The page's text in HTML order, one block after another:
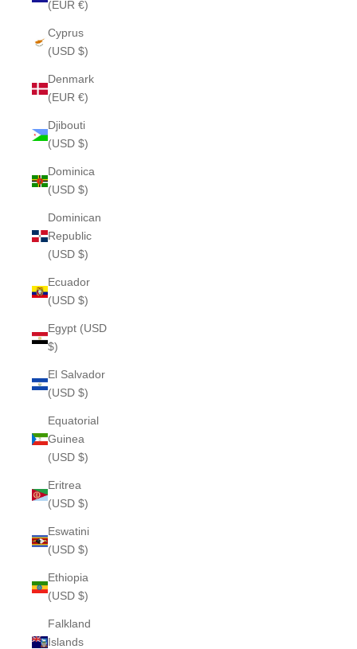
(EUR €)
Cyprus
(USD $)
Denmark
(EUR €)
Djibouti
(USD $)
Dominica
(USD $)
Dominican
Republic
(USD $)
Ecuador
(USD $)
Egypt (USD
$)
El Salvador
(USD $)
Equatorial
Guinea
(USD $)
Eritrea
(USD $)
Eswatini
(USD $)
Ethiopia
(USD $)
Falkland
Islands